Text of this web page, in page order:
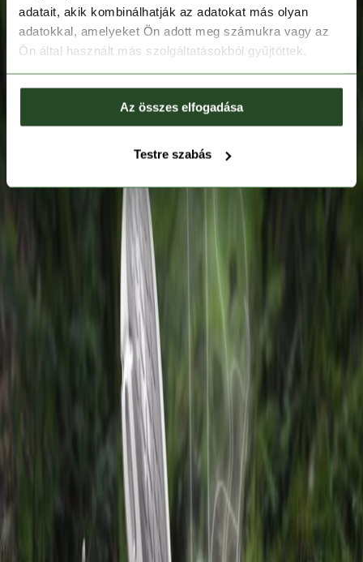
adatait, akik kombinálhatják az adatokat más olyan
adatokkal, amelyeket Ön adott meg számukra vagy az
Ön által használt más szolgáltatásokból gyűjtöttek.
Az összes elfogadása
Testre szabás